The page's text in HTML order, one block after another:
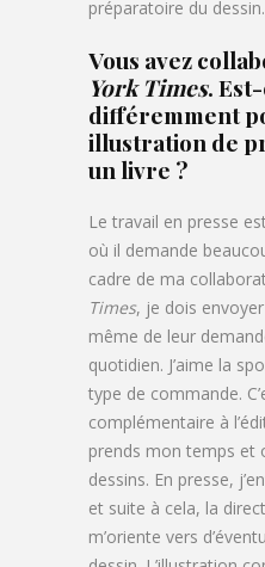
préparatoire du dessin.
Vous avez
York Times.
différemment
illustration de
un livre ?
Le travail en presse
où il demande
cadre de ma
Times, je dois
même de leur
quotidien. J’aime la
type de commande.
complémentaire à
prends mon temps et
dessins. En presse,
et suite à cela, la
m’oriente vers